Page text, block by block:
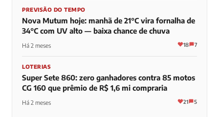
PREVISÃO DO TEMPO
Nova Mutum hoje: manhã de 21°C vira fornalha de
34°C com UV alto — baixa chance de chuva
Há 2 meses 18 7
LOTERIAS
Super Sete 860: zero ganhadores contra 85 motos
CG 160 que prêmio de R$ 1,6 mi compraria
Há 2 meses 21 5